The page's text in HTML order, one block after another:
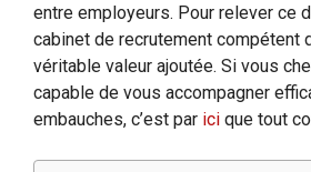
entre employeurs. Pour relever ce
cabinet de recrutement compétent
véritable valeur ajoutée. Si vous
capable de vous accompagner
embauches, c’est par ici que tout